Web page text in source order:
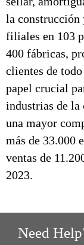
la
filiales en 103
400 fábricas,
clientes de
papel crucial
industrias de
una mayor
más de 33.000
ventas de
2023.
Need